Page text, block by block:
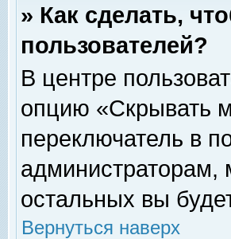
» Как сделать,
пользователей?
В центре
опцию «Скрывать
переключатель в
администраторам,
остальных вы
Вернуться наверх